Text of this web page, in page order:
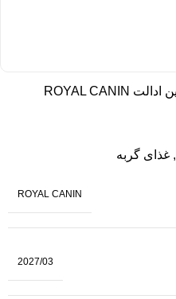
غذای خشک گربه رویال کنین پرشین ادالت ROYAL CANIN
, غذای گربه
ROYAL CANIN
2027/03